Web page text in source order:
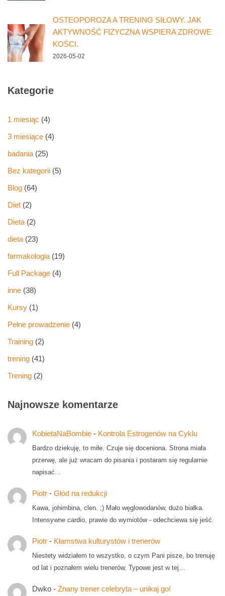
OSTEOPOROZA A TRENING SIŁOWY. JAK
AKTYWNOŚĆ FIZYCZNA WSPIERA ZDROWE
KOŚCI.
2026-05-02
Kategorie
1 miesiąc (4)
3 miesiące (4)
badania (25)
Bez kategorii (5)
Blog (64)
Diet (2)
Dieta (2)
dieta (23)
farmakologia (19)
Full Package (4)
inne (38)
Kursy (1)
Pełne prowadzenie (4)
Training (2)
trening (41)
Trening (2)
Najnowsze komentarze
KobietaNaBombie- Kontrola Estrogenów na Cyklu
Bardzo dziekuję, to miłe. Czuje się doceniona. Strona miała
przerwę, ale już wracam do pisania i postaram się regularnie
napisać…
Piotr- Głód na redukcji
Kawa, johimbina, clen. ;) Mało węglowodanów, dużo białka.
Intensywne cardio, prawie do wymiotów - odechciewa się jeść.
Piotr- Kłamstwa kulturystów i trenerów
Niestety widziałem to wszystko, o czym Pani pisze, bo trenuję
od lat i poznałem wielu trenerów. Typowe jest w tej…
Dwko- Znany trener celebryta – unikaj go!